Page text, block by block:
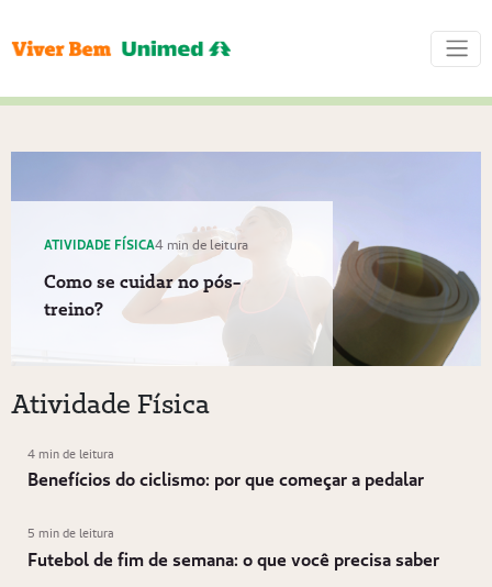
ATIVIDADE FÍSICA4 min de leitura
Como se cuidar no pós-
treino?
Atividade Física
4 min de leitura
Benefícios do ciclismo: por que começar a pedalar
5 min de leitura
Futebol de fim de semana: o que você precisa saber